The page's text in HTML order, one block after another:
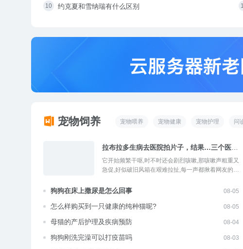
网友
约克夏和雪纳瑞有什么区别
宠物饲养 宠物喂养 宠物健康 宠物护理 问
拉布拉多生病去医院拍片子，结果…三个医生
都按不住
它开始频繁干呕,时不时还会剧烈咳嗽,那咳嗽声粗重又
急促,好似破旧风箱在艰难拉扯,每一声都揪着网友的
里又着急又担忧,生怕它得了什么严重的病。思来想去,
狗狗在床上撒尿是怎么回事 08-05
怎么样购买到一只健康的纯种猫呢? 08-05
母猫的产后护理及疾病预防 08-04
狗狗刚洗完澡可以打疫苗吗 08-03